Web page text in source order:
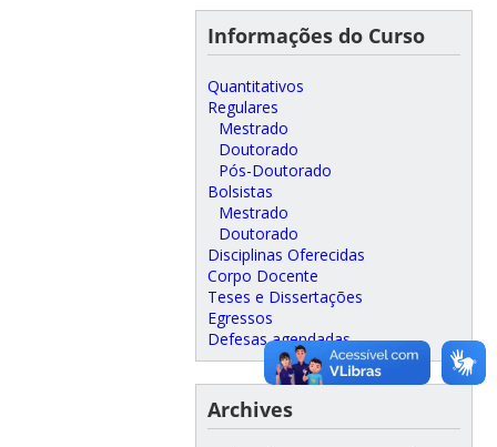
Informações do Curso
Quantitativos
Regulares
Mestrado
Doutorado
Pós-Doutorado
Bolsistas
Mestrado
Doutorado
Disciplinas Oferecidas
Corpo Docente
Teses e Dissertações
Egressos
Defesas agendadas
Archives